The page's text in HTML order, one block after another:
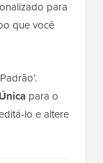
para
que você
para o
lo e altere